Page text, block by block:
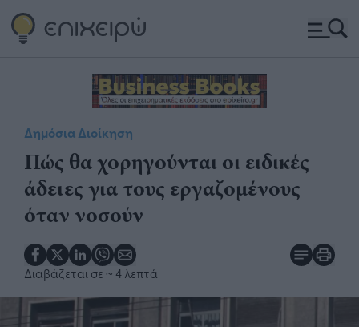
Δημόσια Διοίκηση
Πώς θα χορηγούνται οι ειδικές
άδειες για τους εργαζομένους
όταν νοσούν
Διαβάζεται σε ~ 4 λεπτά